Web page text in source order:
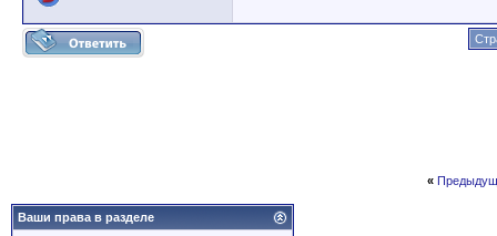
«
Ваши права в разделе